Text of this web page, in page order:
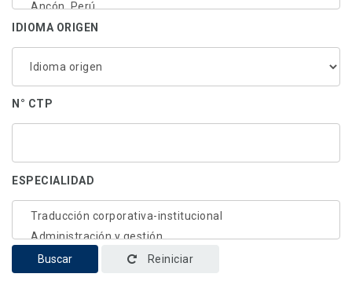
IDIOMA ORIGEN
N° CTP
ESPECIALIDAD
Buscar Reiniciar